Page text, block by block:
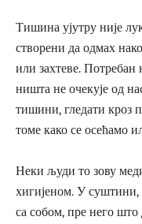
Тишина ујутру није
створени да одмах
или захтеве. Потребан
ништа не очекује од
тишини, гледати кроз
томе како се осећамо
Неки људи то зову
хигијеном. У суштини,
са собом, пре него што